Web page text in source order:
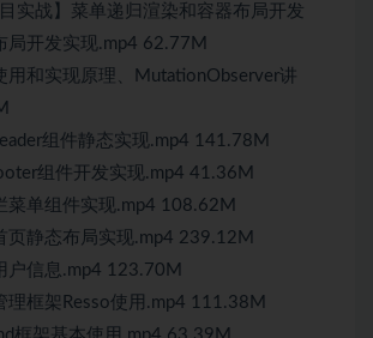
实战】菜单递归渲染和容器布局开发
局开发实现.mp4 62.77M
用和实现原理、MutationObserver讲
组件静态实现.mp4 141.78M
组件开发实现.mp4 41.36M
菜单组件实现.mp4 108.62M
页静态布局实现.mp4 239.12M
户信息.mp4 123.70M
理框架Resso使用.mp4 111.38M